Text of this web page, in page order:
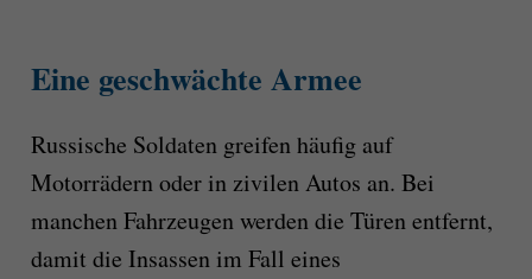
Eine geschwächte Armee
Russische Soldaten greifen häufig auf
Motorrädern oder in zivilen Autos an. Bei
manchen Fahrzeugen werden die Türen entfernt,
damit die Insassen im Fall eines